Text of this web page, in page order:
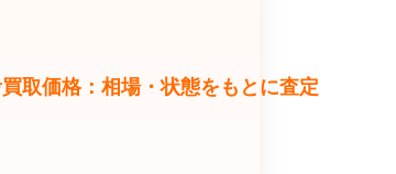
取価格：相場・状態をもとに査定